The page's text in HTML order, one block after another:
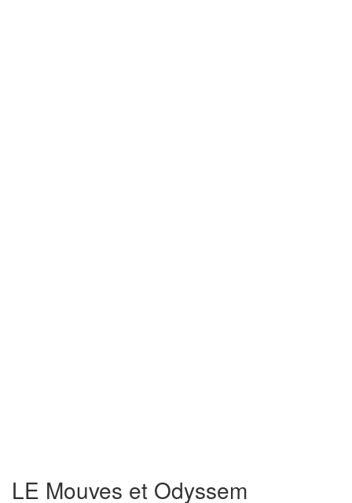
LE Mouves et Odyssem